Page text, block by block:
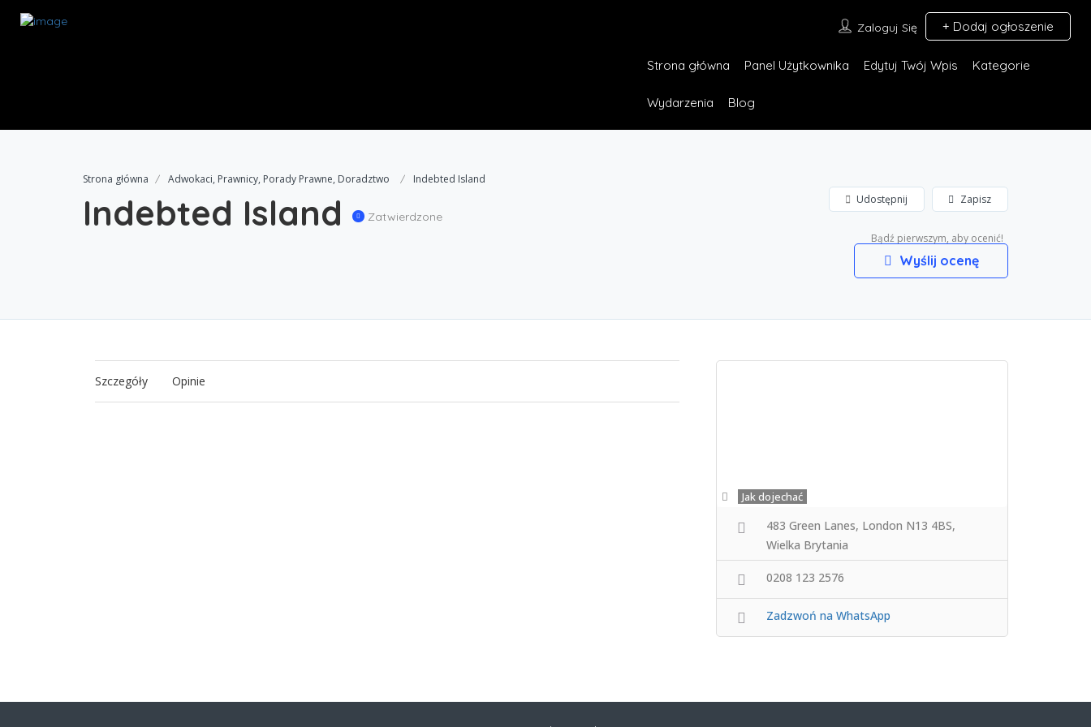
Zaloguj Się Dodaj ogłoszenie
Strona główna Panel Użytkownika Edytuj Twój Wpis Kategorie
Wydarzenia Blog
Strona główna Adwokaci, Prawnicy, Porady Prawne, Doradztwo Indebted Island
Indebted Island Zatwierdzone
Zapisz
Udostępnij
Bądź pierwszym, aby ocenić!
Wyślij ocenę
Szczegóły Opinie
Jak dojechać
483 Green Lanes, London N13 4BS,
Wielka Brytania
0208 123 2576
Zadzwoń na WhatsApp